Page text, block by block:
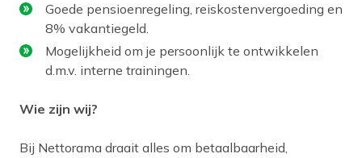
Goede pensioenregeling, reiskostenvergoeding en
8% vakantiegeld.
Mogelijkheid om je persoonlijk te ontwikkelen
d.m.v. interne trainingen.
Wie zijn wij?
Bij Nettorama draait alles om betaalbaarheid,